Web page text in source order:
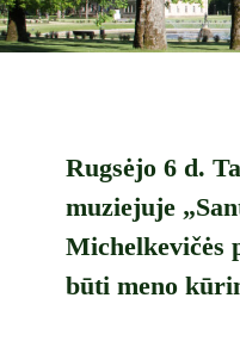
Rugsėjo 6 d.
muziejuje
Michelkevičės
būti meno